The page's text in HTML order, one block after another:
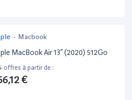
- Macbook
MacBook Air 13” (2020) 512Go
offres à partir de :
€